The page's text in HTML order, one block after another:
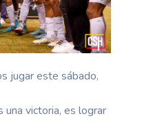
jugar este sábado,
victoria, es lograr